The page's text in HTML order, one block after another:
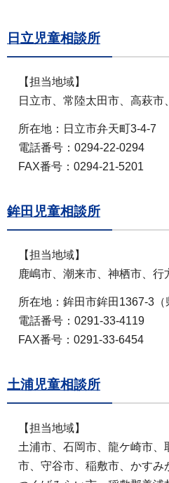
日立児童相談所
【担当地域】
日立市、常陸太田市、高萩市
所在地：日立市弁天町3-4-7
電話番号：0294-22-0294
FAX番号：0294-21-5201
鉾田児童相談所
【担当地域】
鹿嶋市、潮来市、神栖市、行
所在地：鉾田市鉾田1367-3（
電話番号：0291-33-4119
FAX番号：0291-33-6454
土浦児童相談所
【担当地域】
土浦市、石岡市、龍ケ崎市
市、守谷市、稲敷市、かすみ